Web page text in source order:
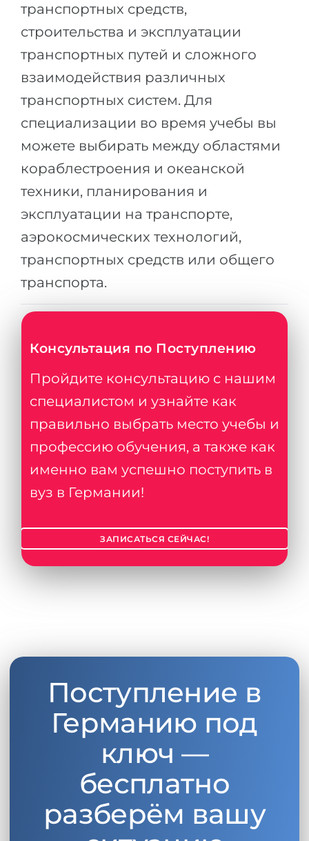
транспортных средств,
строительства и эксплуатации
транспортных путей и сложного
взаимодействия различных
транспортных систем. Для
специализации во время учебы вы
можете выбирать между областями
кораблестроения и океанской
техники, планирования и
эксплуатации на транспорте,
аэрокосмических технологий,
транспортных средств или общего
транспорта.
Консультация по Поступлению
Пройдите консультацию с нашим
специалистом и узнайте как
правильно выбрать место учебы и
профессию обучения, а также как
именно вам успешно поступить в
вуз в Германии!
ЗАПИСАТЬСЯ СЕЙЧАС!
Поступление в
Германию под
ключ —
бесплатно
разберём вашу